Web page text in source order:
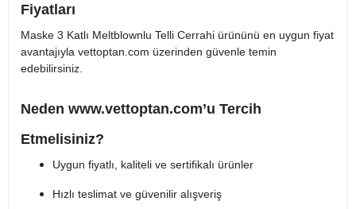
Fiyatları
Maske 3 Katlı Meltblownlu Telli Cerrahi ürününü en uygun fiyat
avantajıyla vettoptan.com üzerinden güvenle temin
edebilirsiniz.
Neden www.vettoptan.com’u Tercih
Etmelisiniz?
Uygun fiyatlı, kaliteli ve sertifikalı ürünler
Hızlı teslimat ve güvenilir alışveriş